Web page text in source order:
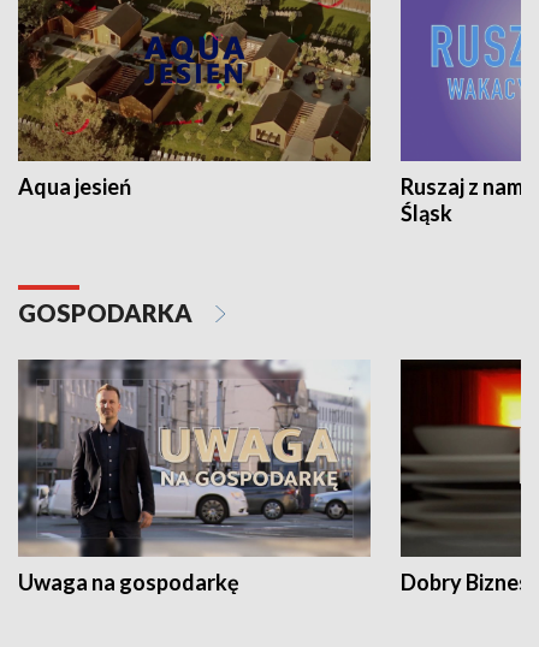
Aqua jesień
Ruszaj z
Śląsk
GOSPODARKA
Uwaga na gospodarkę Dobry Biznes